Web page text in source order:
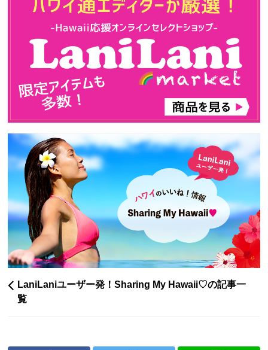
LaniLaniユーザー発！Sharing My Hawaii♡の記事一
覧